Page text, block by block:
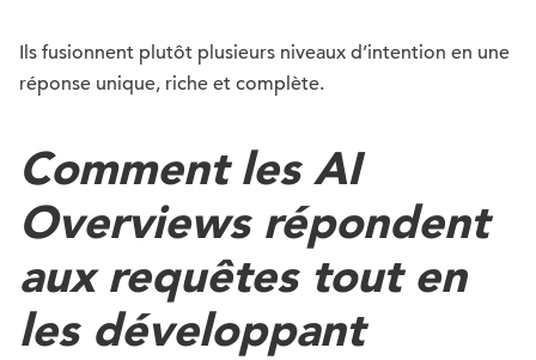
Ils fusionnent plutôt plusieurs niveaux d’intention en une
réponse unique, riche et complète.
Comment les AI
Overviews répondent
aux requêtes tout en
les développant